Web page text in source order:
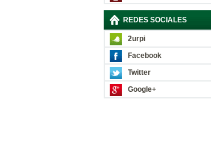
REDES SOCIALES
2urpi
Facebook
Twitter
Google+